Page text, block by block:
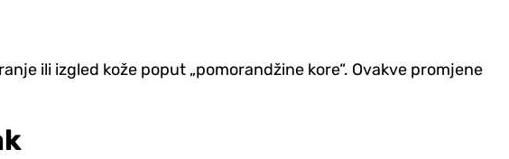
ili izgled kože poput „pomorandžine kore“. Ovakve promjene